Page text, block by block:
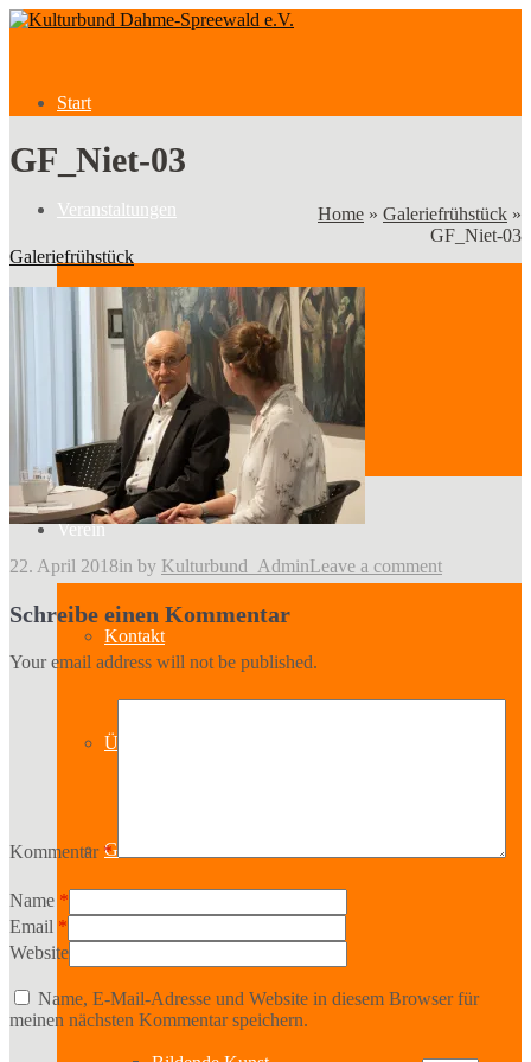
Start
Veranstaltungen
Veranstaltungen
Kategorien
Verein
Kontakt
Über uns
Geschichte
GF_Niet-03
Home » Galeriefrühstück »
GF_Niet-03
Galeriefrühstück
22. April 2018in by Kulturbund_AdminLeave a comment
Schreibe einen Kommentar
Your email address will not be published.
Kommentar *
Name *
Email *
Website
Name, E-Mail-Adresse und Website in diesem Browser für
meinen nächsten Kommentar speichern.